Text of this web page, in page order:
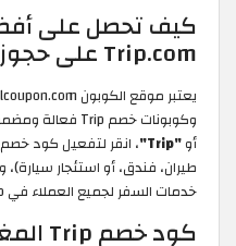
كيف تحصل على
Trip.com على حجوزات السفر؟
وكوبونات خصم Trip فعالة ومضمونة 100%. ابحث عن موقع
أو"Trip"
، انقر لتفعيل كود خصم
طيران، فندق، أو استئجار
خدمات السفر لجميع العملاء في Trip المغرب.